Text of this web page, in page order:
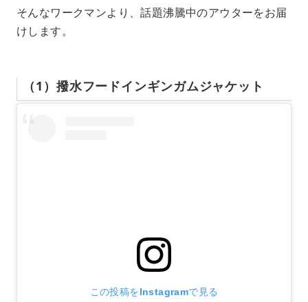
そんなワークマンより、話題沸騰中のアウターをお届
けします。
（1）撥水フードインギンガムジャケット
この投稿をInstagramで見る